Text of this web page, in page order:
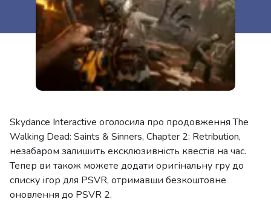
Skydance Interactive оголосила про продовження The
Walking Dead: Saints & Sinners, Chapter 2: Retribution,
незабаром залишить ексклюзивність квестів на час.
Тепер ви також можете додати оригінальну гру до
списку ігор для PSVR, отримавши безкоштовне
оновлення до PSVR 2.